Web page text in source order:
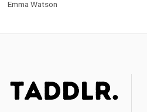
Emma Watson